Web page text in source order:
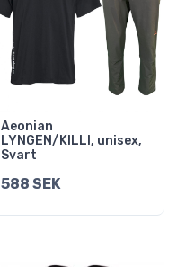
Aeonian
LYNGEN/KILLI, unisex,
Svart
588 SEK